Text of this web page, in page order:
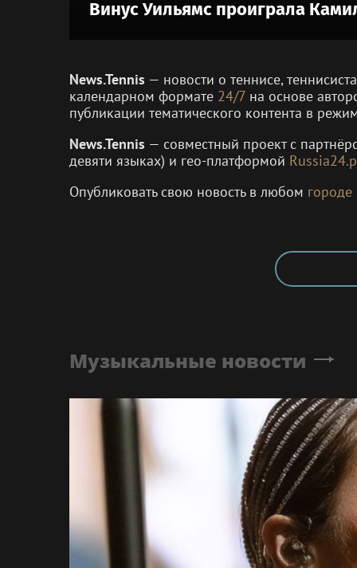
Винус Уильямс проиграла
News.Tennis — новости о теннисе,
календарном формате 24/7 на основе
публикации тематического контента в
News.Tennis — совместный проект с
девяти языках) и гео-платформой
Опубликовать свою новость в любом городе
Музыкальные новости